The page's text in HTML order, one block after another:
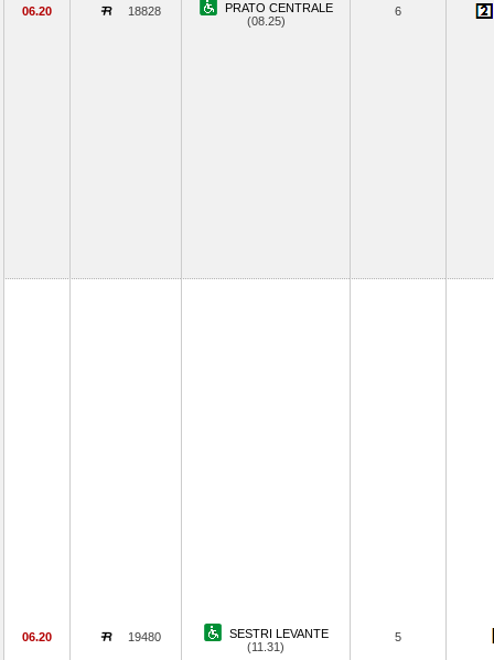
06.20 18828
PRATO CENTRALE
(08.25)
6
06.20 19480
SESTRI LEVANTE
(11.31)
5